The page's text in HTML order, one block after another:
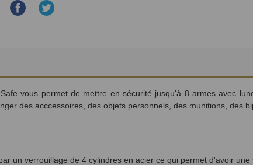
Partager
vous permet de mettre en sécurité jusqu'à 8 armes avec
des acccessoires, des objets personnels, des munitions, des
un verrouillage de 4 cylindres en acier ce qui permet d'avoir